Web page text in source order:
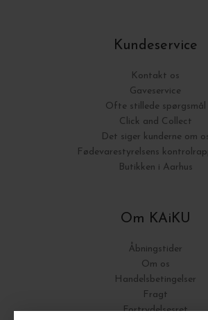
Kundeservice
Kontakt os
Gaveservice
Ofte stillede spørgsmål
Click and Collect
Det siger kunderne om
Fødevarestyrelsens
Butikken i Aarhus
Om KAiKU
Åbningstider
Om os
Handelsbetingelser
Fragt
Fortrydelsesret